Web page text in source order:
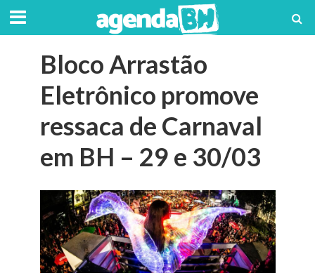
Bloco Arrastão
Eletrônico promove
ressaca de Carnaval
em BH – 29 e 30/03